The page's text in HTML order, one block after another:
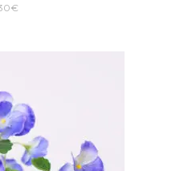
€